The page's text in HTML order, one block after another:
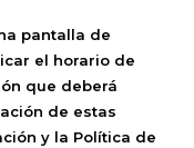
pantalla de
el horario de
que deberá
de estas
y la Política de